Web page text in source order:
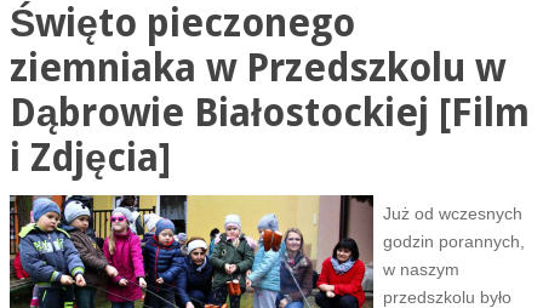
Święto pieczonego
ziemniaka w Przedszkolu w
Dąbrowie Białostockiej [Film
i Zdjęcia]
Już od wczesnych
godzin porannych,
w naszym
przedszkolu było